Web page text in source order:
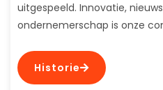
uitgespeeld. Innovatie,
ondernemerschap is onze
Historie